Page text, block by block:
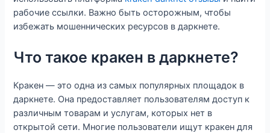
рабочие ссылки. Важно быть осторожным, чтобы
избежать мошеннических ресурсов в даркнете.
Что такое кракен в даркнете?
Кракен — это одна из самых популярных площадок в
даркнете. Она предоставляет пользователям доступ к
различным товарам и услугам, которых нет в
открытой сети. Многие пользователи ищут кракен для